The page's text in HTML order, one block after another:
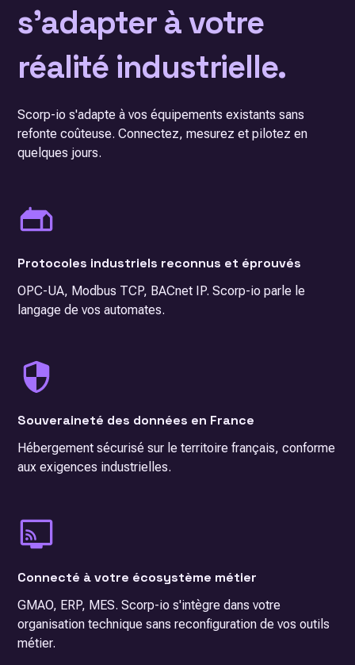
s'adapter à votre
réalité industrielle.
Scorp-io s'adapte à vos équipements existants sans
refonte coûteuse. Connectez, mesurez et pilotez en
quelques jours.
Protocoles industriels reconnus et éprouvés
OPC-UA, Modbus TCP, BACnet IP. Scorp-io parle le
langage de vos automates.
Souveraineté des données en France
Hébergement sécurisé sur le territoire français, conforme
aux exigences industrielles.
Connecté à votre écosystème métier
GMAO, ERP, MES. Scorp-io s'intègre dans votre
organisation technique sans reconfiguration de vos outils
métier.